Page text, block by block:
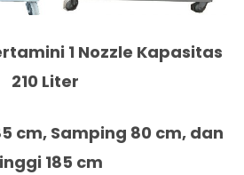
1 Nozzle Kapasitas
210 Liter
cm, Samping 80 cm, dan
185 cm